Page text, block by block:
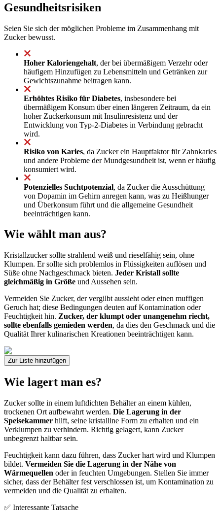
Gesundheitsrisiken
Seien Sie sich der möglichen Probleme im Zusammenhang mit
Zucker bewusst.
Hoher Kaloriengehalt, der bei übermäßigem Verzehr oder
häufigem Hinzufügen zu Lebensmitteln und Getränken zur
Gewichtszunahme beitragen kann.
Erhöhtes Risiko für Diabetes, insbesondere bei
übermäßigem Konsum über einen längeren Zeitraum, da ein
hoher Zuckerkonsum mit Insulinresistenz und der
Entwicklung von Typ-2-Diabetes in Verbindung gebracht
wird.
Risiko von Karies, da Zucker ein Hauptfaktor für Zahnkaries
und andere Probleme der Mundgesundheit ist, wenn er häufig
konsumiert wird.
Potenzielles Suchtpotenzial, da Zucker die Ausschüttung
von Dopamin im Gehirn anregen kann, was zu Heißhunger
und Überkonsum führt und die allgemeine Gesundheit
beeinträchtigen kann.
Wie wählt man aus?
Kristallzucker sollte strahlend weiß und rieselfähig sein, ohne
Klumpen. Er sollte sich problemlos in Flüssigkeiten auflösen und
Süße ohne Nachgeschmack bieten. Jeder Kristall sollte
gleichmäßig in Größe und Aussehen sein.
Vermeiden Sie Zucker, der vergilbt aussieht oder einen muffigen
Geruch hat; diese Bedingungen deuten auf Kontamination oder
Feuchtigkeit hin. Zucker, der klumpt oder unangenehm riecht,
sollte ebenfalls gemieden werden, da dies den Geschmack und die
Qualität Ihrer kulinarischen Kreationen beeinträchtigen kann.
Zur Liste hinzufügen
Wie lagert man es?
Zucker sollte in einem luftdichten Behälter an einem kühlen,
trockenen Ort aufbewahrt werden. Die Lagerung in der
Speisekammer hilft, seine kristalline Form zu erhalten und ein
Verklumpen zu verhindern. Richtig gelagert, kann Zucker
unbegrenzt haltbar sein.
Feuchtigkeit kann dazu führen, dass Zucker hart wird und Klumpen
bildet. Vermeiden Sie die Lagerung in der Nähe von
Wärmequellen oder in feuchten Umgebungen. Stellen Sie immer
sicher, dass der Behälter fest verschlossen ist, um Kontamination zu
vermeiden und die Qualität zu erhalten.
✅ Interessante Tatsache